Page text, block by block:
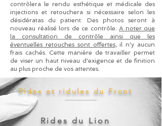
contrôlera le rendu esthétique et médicale des
injections et retouchera si nécessaire selon les
désidératas du patient. Des photos seront à
nouveau réalisé lors de ce contrôle. A noter que
la consultation de contrôle ainsi que les
éventuelles retouches sont offertes, il n'y aucun
frais cachés. Cette manière de travailler permet
de viser un haut niveau d'exigence et de finition
au plus proche de vos attentes.
Rides du Lion
Rides et ridules du Front